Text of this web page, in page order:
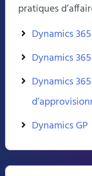
pratiques
Dynamics
Dynamics
Dynamics
Dynamics GP